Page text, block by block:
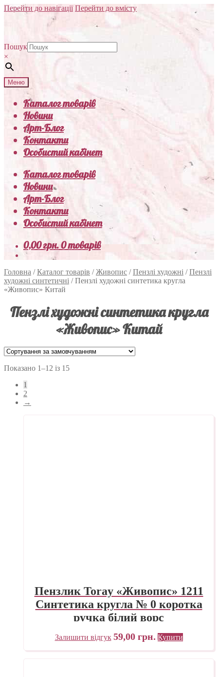
Перейти до навігації Перейти до вмісту
Пошук
×
Меню
Каталог товарів
Новини
Арт-Блог
Контакти
Особистий кабінет
Каталог товарів
Новини
Арт-Блог
Контакти
Особистий кабінет
0,00грн.0 товарів
Головна /Каталог товарів /Живопис /Пензлі художні /Пензлі
художні синтетичні /Пензлі художні синтетика кругла
«Живопис» Китай
Пензлі художні синтетика кругла
«Живопис» Китай
Показано 1–12 із 15
1
2
→
Пензлик Toray «Живопис» 1211
Синтетика кругла № 0 коротка
ручка білий ворс
Залишити відгук 59,00 грн. Купити